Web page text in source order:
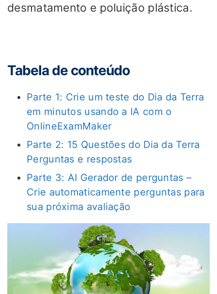
desmatamento e poluição plástica.
Tabela de conteúdo
Parte 1: Crie um teste do Dia da Terra
em minutos usando a IA com o
OnlineExamMaker
Parte 2: 15 Questões do Dia da Terra
Perguntas e respostas
Parte 3: AI Gerador de perguntas –
Crie automaticamente perguntas para
sua próxima avaliação